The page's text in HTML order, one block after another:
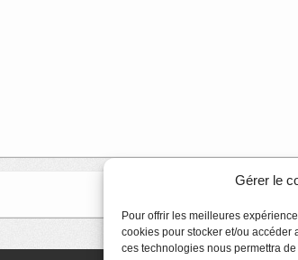
Gérer le
Pour offrir les meilleures
cookies pour stocker et/ou accéder
ces technologies nous permettra